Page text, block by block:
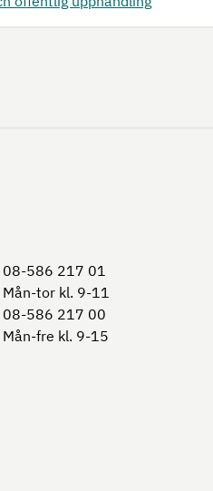
08-586 217 01
Mån-tor kl. 9-11
08-586 217 00
Mån-fre kl. 9-15